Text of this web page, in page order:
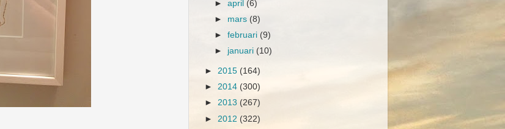
►april (6)
► mars (8)
►februari (9)
► januari (10)
► 2015 (164)
► 2014 (300)
► 2013 (267)
► 2012 (322)